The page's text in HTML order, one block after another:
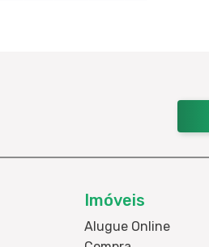
Imóveis
Alugue Online